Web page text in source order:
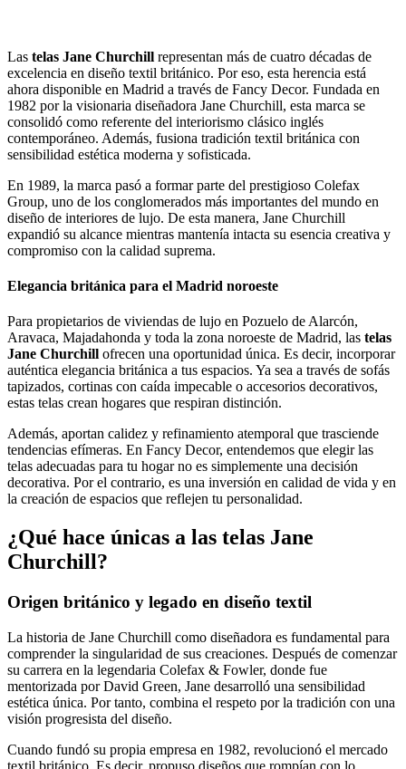
Las telas Jane Churchill representan más de cuatro décadas de
excelencia en diseño textil británico. Por eso, esta herencia está
ahora disponible en Madrid a través de Fancy Decor. Fundada en
1982 por la visionaria diseñadora Jane Churchill, esta marca se
consolidó como referente del interiorismo clásico inglés
contemporáneo. Además, fusiona tradición textil británica con
sensibilidad estética moderna y sofisticada.
En 1989, la marca pasó a formar parte del prestigioso Colefax
Group, uno de los conglomerados más importantes del mundo en
diseño de interiores de lujo. De esta manera, Jane Churchill
expandió su alcance mientras mantenía intacta su esencia creativa y
compromiso con la calidad suprema.
Elegancia británica para el Madrid noroeste
Para propietarios de viviendas de lujo en Pozuelo de Alarcón,
Aravaca, Majadahonda y toda la zona noroeste de Madrid, las telas
Jane Churchill ofrecen una oportunidad única. Es decir, incorporar
auténtica elegancia británica a tus espacios. Ya sea a través de sofás
tapizados, cortinas con caída impecable o accesorios decorativos,
estas telas crean hogares que respiran distinción.
Además, aportan calidez y refinamiento atemporal que trasciende
tendencias efímeras. En Fancy Decor, entendemos que elegir las
telas adecuadas para tu hogar no es simplemente una decisión
decorativa. Por el contrario, es una inversión en calidad de vida y en
la creación de espacios que reflejen tu personalidad.
¿Qué hace únicas a las telas Jane
Churchill?
Origen británico y legado en diseño textil
La historia de Jane Churchill como diseñadora es fundamental para
comprender la singularidad de sus creaciones. Después de comenzar
su carrera en la legendaria Colefax & Fowler, donde fue
mentorizada por David Green, Jane desarrolló una sensibilidad
estética única. Por tanto, combina el respeto por la tradición con una
visión progresista del diseño.
Cuando fundó su propia empresa en 1982, revolucionó el mercado
textil británico. Es decir, propuso diseños que rompían con lo